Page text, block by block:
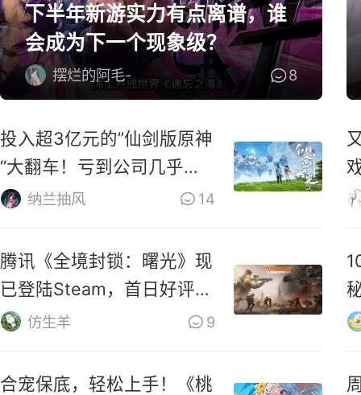
下半年新游实力有点离谱，谁
会成为下一个现象级？
摆烂的阿毛- 8
投入超3亿元的”仙剑版原神
“大翻车！亏到公司几乎破
产！纳兰抽风 14
腾讯《全境封锁：曙光》现
已登陆Steam，首日好评率
仅31%仿生羊 9
合宠保底，轻松上手！《桃